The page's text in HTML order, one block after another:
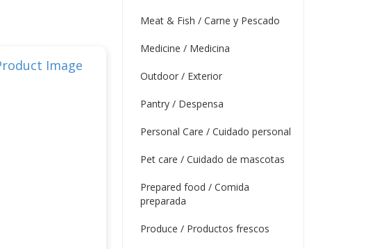
Meat & Fish / Carne y Pescado
Medicine / Medicina
Outdoor / Exterior
Pantry / Despensa
Personal Care / Cuidado personal
Pet care / Cuidado de mascotas
Prepared food / Comida
preparada
Produce / Productos frescos